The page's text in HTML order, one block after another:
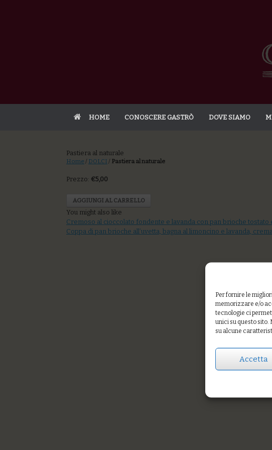
Per fornire le
memorizzare e/o
tecnologie ci
unici su questo
su alcune
Accetta
HOME CONOSCERE GASTRÒ DOVE SIAMO
Pastiera al naturale
Home / DOLCI / Pastiera al naturale
Prezzo: €5,00
AGGIUNGI AL CARRELLO
You might also like
Cremoso al cioccolato fondente e lavanda con pan brioche tostato
Coppa di pan brioche all’uvetta, bagna al limoncino e lavanda,